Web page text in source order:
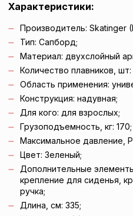
Характеристики:
Производитель: Skatinger
Тип: Сапборд;
Материал: двухслойный
Количество плавников, шт:
Область применения:
Конструкция: надувная;
Для кого: для взрослых;
Грузоподъемность, кг: 170;
Максимальное давление,
Цвет: Зеленый;
Дополнительные
крепление для сиденья,
ручка;
Длина, см: 335;